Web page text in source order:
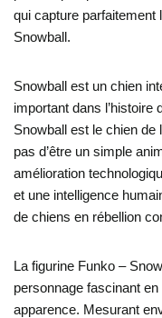
qui capture parfaitement
Snowball.
Snowball est un chien
important dans
Snowball est le chien
pas d’être un simple
amélioration
et une intelligence
de chiens en rébellion
La figurine Funko –
personnage fascinant
apparence. Mesurant